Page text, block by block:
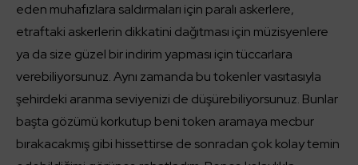
eden muhafızlara saldırmaları için paralı askerlere,
etraftaki askerlerin dikkatini dağıtması için müzisyenlere
ya da size güzel bir indirim yapması için tüccarlara
verebiliyorsunuz. Aynı zamanda bu tokenler vasıtasıyla
şehirdeki aranma seviyenizi de düşürebiliyorsunuz. Bunlar
başta gözümü korkutup beni token aramaya mecbur
bırakacakmış gibi hissettirse de sonradan çok kolay temin